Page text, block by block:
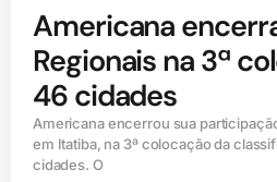
Americana
Regionais na 3ª
46 cidades
Americana encerrou sua
em Itatiba, na 3ª colocação da
cidades. O